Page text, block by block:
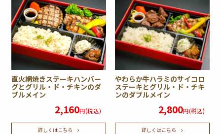
直火網焼きステーキハンバー
グとグリル・ド・チキンのダ
ブルメイン
2,160円(税込)
詳しくはこちら
やわらか牛ハラミのサイコロ
ステーキとグリル・ド・チキ
ンのダブルメイン
2,800円(税込)
詳しくはこちら